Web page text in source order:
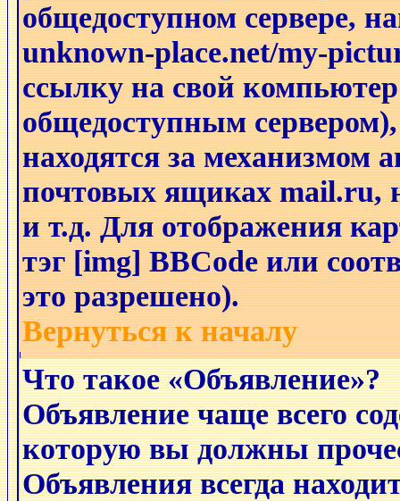
общедоступном сервере,
unknown-place.net/my-
ссылку на свой
общедоступным
находятся за механизмом
почтовых ящиках mail.ru,
и т.д. Для отображения
тэг [img] BBCode или
это разрешено).
Вернуться к началу
Что такое «Объявление»?
Объявление чаще всего
которую вы должны
Объявления всегда